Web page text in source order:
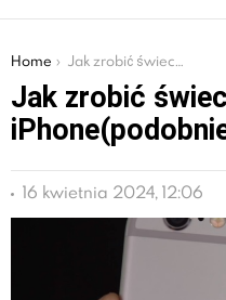
You are here:
Home Jak zrobić świecące logo Apple w iPhone(podobnie do MacBook’a)
Jak zrobić
16 kwietnia 2024, 12:06